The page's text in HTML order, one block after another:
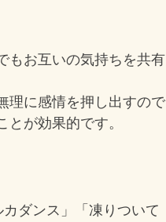
もお互いの気持ちを共有
理に感情を押し出すので
が効果的です。
ダンス」「凍りついて